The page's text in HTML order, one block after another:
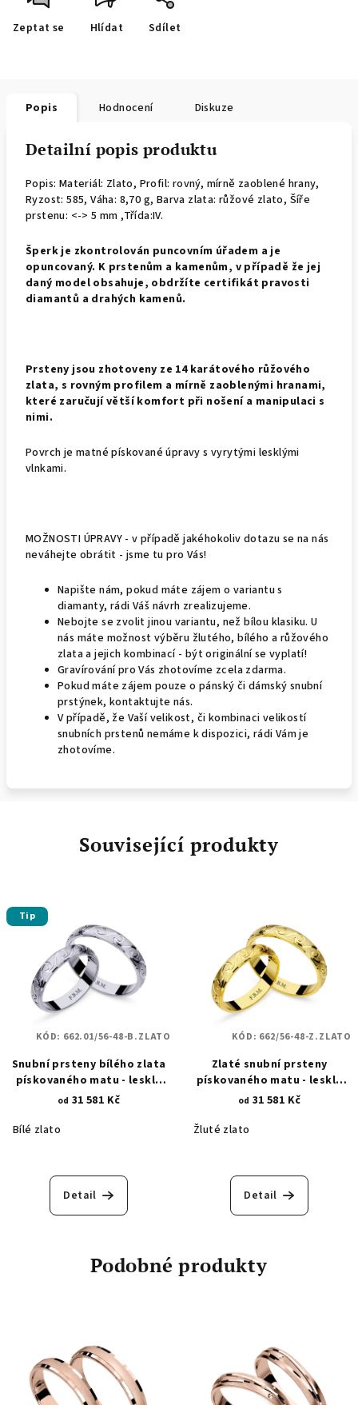
Zeptat se Hlídat Sdílet
Popis Hodnocení Diskuze
Detailní popis produktu
Popis: Materiál: Zlato, Profil: rovný, mírně zaoblené hrany,
Ryzost: 585, Váha: 8,70 g, Barva zlata: růžové zlato, Šíře
prstenu: <-> 5 mm ,Třída:IV.
Šperk je zkontrolován puncovním úřadem a je
opuncovaný. K prstenům a kamenům, v případě že jej
daný model obsahuje, obdržíte certifikát pravosti
diamantů a drahých kamenů.
Prsteny jsou zhotoveny ze 14 karátového růžového
zlata, s rovným profilem a mírně zaoblenými hranami,
které zaručují větší komfort při nošení a manipulaci s
nimi.
Povrch je matné pískované úpravy s vyrytými lesklými
vlnkami.
MOŽNOSTI ÚPRAVY - v případě jakéhokoliv dotazu se na nás
neváhejte obrátit - jsme tu pro Vás!
Napište nám, pokud máte zájem o variantu s
diamanty, rádi Váš návrh zrealizujeme.
Nebojte se zvolit jinou variantu, než bílou klasiku. U
nás máte možnost výběru žlutého, bílého a růžového
zlata a jejich kombinací - být originální se vyplatí!
Gravírování pro Vás zhotovíme zcela zdarma.
Pokud máte zájem pouze o pánský či dámský snubní
prstýnek, kontaktujte nás.
V případě, že Vaší velikost, či kombinaci velikostí
snubních prstenů nemáme k dispozici, rádi Vám je
zhotovíme.
Související produkty
Tip
Snubní prsteny bílého zlata
pískovaného matu - lesklá
povrchová rytina - zvlněné
od 31 581 Kč
Bílé zlato
Detail
KÓD: 662.01/56-48-B.ZLATO
Zlaté snubní prsteny
pískovaného matu - lesklá
povrchová rytina - zvlněné
od 31 581 Kč
Žluté zlato
Detail
KÓD: 662/56-48-Z.ZLATO
Podobné produkty